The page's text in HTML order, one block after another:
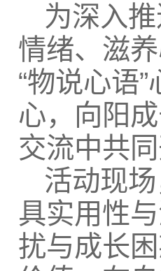
为深入
情绪、滋
“物说心语
心，向阳
交流中共
活动现
具实用性
扰与成长